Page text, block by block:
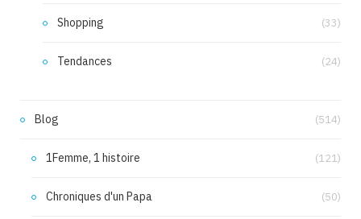
Shopping (33)
Tendances (24)
Blog (514)
1Femme, 1 histoire (121)
Chroniques d'un Papa (50)